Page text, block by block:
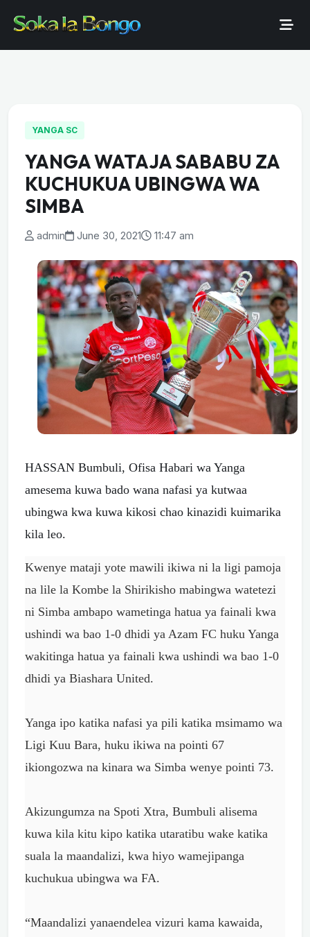
YANGA SC
YANGA WATAJA SABABU ZA
KUCHUKUA UBINGWA WA
SIMBA
admin June 30, 2021 11:47 am
HASSAN Bumbuli, Ofisa Habari wa Yanga
amesema kuwa bado wana nafasi ya kutwaa
ubingwa kwa kuwa kikosi chao kinazidi kuimarika
kila leo.
Kwenye mataji yote mawili ikiwa ni la ligi pamoja
na lile la Kombe la Shirikisho mabingwa watetezi
ni Simba ambapo wametinga hatua ya fainali kwa
ushindi wa bao 1-0 dhidi ya Azam FC huku Yanga
wakitinga hatua ya fainali kwa ushindi wa bao 1-0
dhidi ya Biashara United.
Yanga ipo katika nafasi ya pili katika msimamo wa
Ligi Kuu Bara, huku ikiwa na pointi 67
ikiongozwa na kinara wa Simba wenye pointi 73.
Akizungumza na Spoti Xtra, Bumbuli alisema
kuwa kila kitu kipo katika utaratibu wake katika
suala la maandalizi, kwa hiyo wamejipanga
kuchukua ubingwa wa FA.
“Maandalizi yanaendelea vizuri kama kawaida,